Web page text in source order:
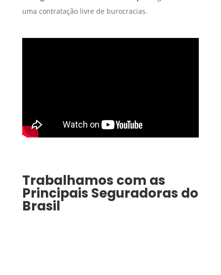
uma contratação livre de burocracias.
Trabalhamos com as
Principais Seguradoras do
Brasil